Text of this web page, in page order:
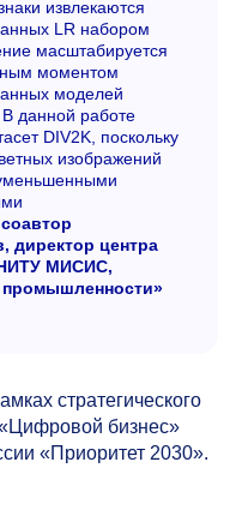
извлекаются
LR набором
масштабируется
моментом
моделей
данной работе
DIV2K, поскольку
изображений
соавтор
директор центра
НИТУ МИСИС,
промышленности»
стратегического
бизнес»
«Приоритет 2030».